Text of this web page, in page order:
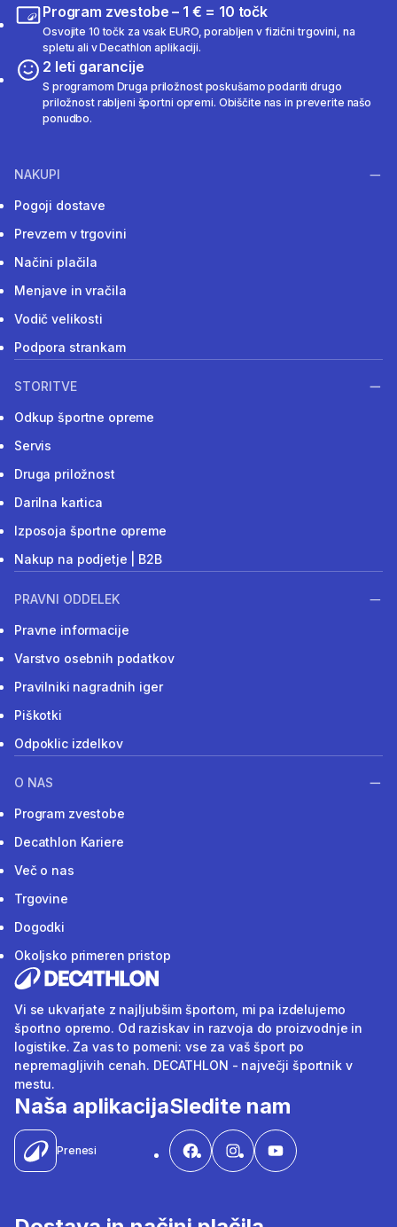
Program zvestobe – 1 € = 10 točk
Osvojite 10 točk za vsak EURO, porabljen v fizični trgovini, na
spletu ali v Decathlon aplikaciji.
2 leti garancije
S programom Druga priložnost poskušamo podariti drugo
priložnost rabljeni športni opremi. Obiščite nas in preverite našo
ponudbo.
NAKUPI
Pogoji dostave
Prevzem v trgovini
Načini plačila
Menjave in vračila
Vodič velikosti
Podpora strankam
STORITVE
Odkup športne opreme
Servis
Druga priložnost
Darilna kartica
Izposoja športne opreme
Nakup na podjetje | B2B
PRAVNI ODDELEK
Pravne informacije
Varstvo osebnih podatkov
Pravilniki nagradnih iger
Piškotki
Odpoklic izdelkov
O NAS
Program zvestobe
Decathlon Kariere
Več o nas
Trgovine
Dogodki
Okoljsko primeren pristop
Vi se ukvarjate z najljubšim športom, mi pa izdelujemo
športno opremo. Od raziskav in razvoja do proizvodnje in
logistike. Za vas to pomeni: vse za vaš šport po
nepremagljivih cenah. DECATHLON - največji športnik v
mestu.
Naša aplikacija
Prenesi
Sledite nam